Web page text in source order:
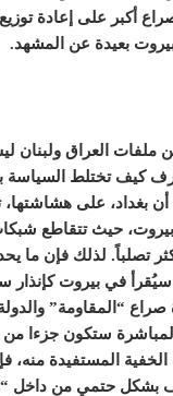
أكبر على إعادة
بيروت بعيدة عن المشهد.
ملفات العراق ولبنان
عرف كيف تختلط السياسة
أن بغداد، على
بيروت، حيث تتقاطع
تصلباً. لذلك فإن ما
سيُقرأ في بيروت كإنذار
“المقاومة”
ستكون جزءا
المستفيدة منه،
بشكل حتمي من داخل